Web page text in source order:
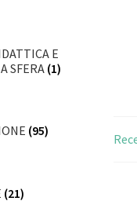
E
SFERA (1)
(95)
(21)